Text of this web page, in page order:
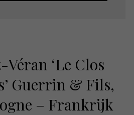
Véran ‘Le Clos
Guerrin & Fils,
– Frankrijk